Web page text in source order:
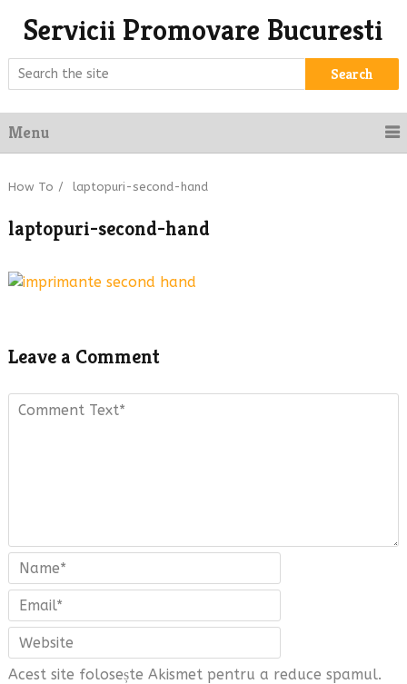
Servicii Promovare Bucuresti
Search
Menu
How To / laptopuri-second-hand
laptopuri-second-hand
Leave a Comment
Acest site folosește Akismet pentru a reduce spamul.